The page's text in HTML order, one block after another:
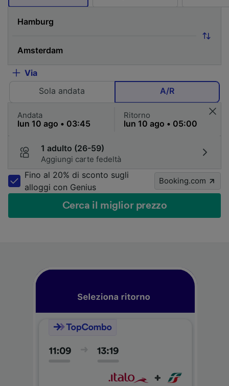
Via
Sola andata
A/R
Andata Ritorno
1 adulto (26-59)
Aggiungi carte fedeltà
Fino al 20% di sconto sugli
alloggi con Genius
Booking.com
Cerca il miglior prezzo